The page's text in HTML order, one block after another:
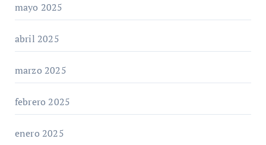
mayo 2025
abril 2025
marzo 2025
febrero 2025
enero 2025